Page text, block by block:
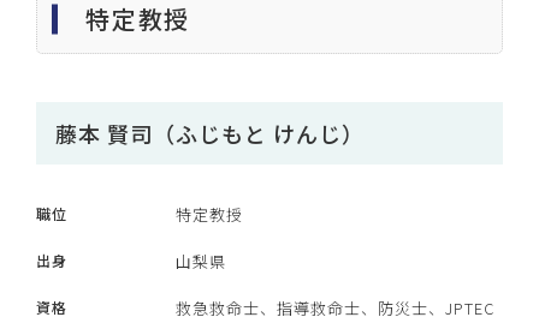
特定教授
藤本 賢司（ふじもと けんじ）
職位 特定教授
出身 山梨県
資格
救急救命士、指導救命士、防災士、JPTEC